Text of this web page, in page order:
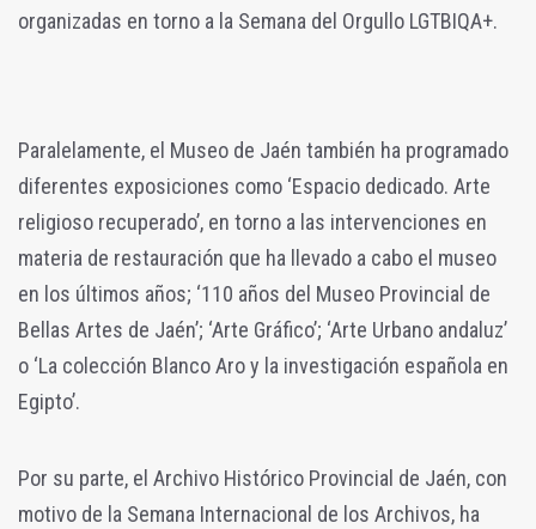
organizadas en torno a la Semana del Orgullo LGTBIQA+.
Paralelamente, el Museo de Jaén también ha programado
diferentes exposiciones como ‘Espacio dedicado. Arte
religioso recuperado’, en torno a las intervenciones en
materia de restauración que ha llevado a cabo el museo
en los últimos años; ‘110 años del Museo Provincial de
Bellas Artes de Jaén’; ‘Arte Gráfico’; ‘Arte Urbano andaluz’
o ‘La colección Blanco Aro y la investigación española en
Egipto’.
Por su parte, el Archivo Histórico Provincial de Jaén, con
motivo de la Semana Internacional de los Archivos, ha